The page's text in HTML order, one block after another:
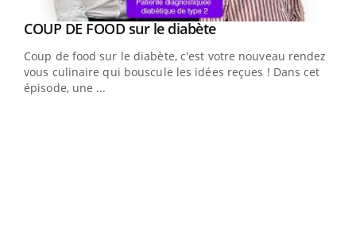
Youtube
COUP DE FOOD sur le diabèteYoutube
Coup de food sur le diabète, c'est votre nouveau rendez-
vous culinaire qui bouscule les idées reçues ! Dans cet
épisode, une ...